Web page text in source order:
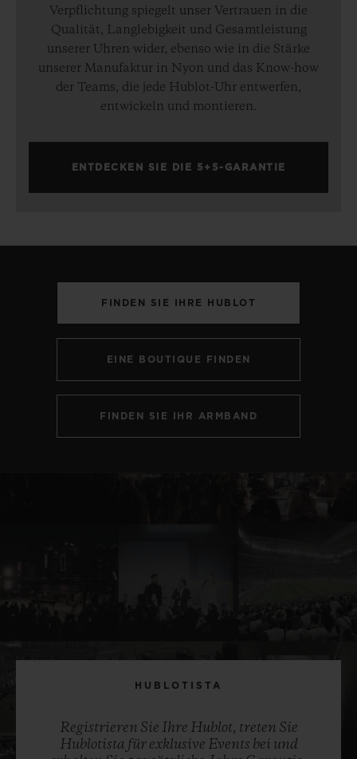
Verpflichtung spiegelt unser Vertrauen in die
Qualität, Langlebigkeit und Gesamtleistung
unserer Uhren wider, ebenso wie in die Stärke
unserer Manufaktur in Nyon und das Know-how
der Teams, die jede Hublot-Uhr entwerfen,
entwickeln und montieren.
ENTDECKEN SIE DIE 5+5-GARANTIE
FINDEN SIE IHRE HUBLOT
EINE BOUTIQUE FINDEN
FINDEN SIE IHR ARMBAND
HUBLOTISTA
Registrieren Sie Ihre Hublot, treten Sie
Hublotista für exklusive Events bei und